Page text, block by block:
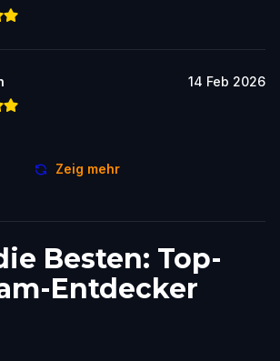
14 Feb 2026
Zeig mehr
Besten: Top-
Entdecker